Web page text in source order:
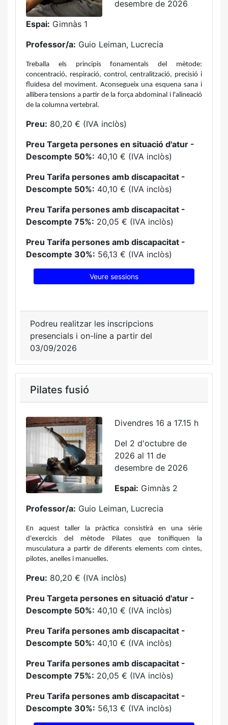
desembre de 2026
Espai: Gimnàs 1
Professor/a: Guio Leiman, Lucrecia
Treballa els principis fonamentals del mètode:
concentració, respiració, control, centralització, precisió i
fluïdesa del moviment. Aconsegueix una esquena sana i
allibera tensions a partir de la força abdominal i l'alineació
de la columna vertebral.
Preu: 80,20 € (IVA inclòs)
Preu Targeta persones en situació d'atur -
Descompte 50%: 40,10 € (IVA inclòs)
Preu Tarifa persones amb discapacitat -
Descompte 50%: 40,10 € (IVA inclòs)
Preu Tarifa persones amb discapacitat -
Descompte 75%: 20,05 € (IVA inclòs)
Preu Tarifa persones amb discapacitat -
Descompte 30%: 56,13 € (IVA inclòs)
Veure sessions
Podreu realitzar les inscripcions
presencials i on-line a partir del
03/09/2026
Pilates fusió
Divendres 16 a 17.15 h
Del 2 d'octubre de
2026 al 11 de
desembre de 2026
Espai: Gimnàs 2
Professor/a: Guio Leiman, Lucrecia
En aquest taller la pràctica consistirà en una sèrie
d'exercicis del mètode Pilates que tonifiquen la
musculatura a partir de diferents elements com cintes,
pilotes, anelles i manuelles.
Preu: 80,20 € (IVA inclòs)
Preu Targeta persones en situació d'atur -
Descompte 50%: 40,10 € (IVA inclòs)
Preu Tarifa persones amb discapacitat -
Descompte 50%: 40,10 € (IVA inclòs)
Preu Tarifa persones amb discapacitat -
Descompte 75%: 20,05 € (IVA inclòs)
Preu Tarifa persones amb discapacitat -
Descompte 30%: 56,13 € (IVA inclòs)